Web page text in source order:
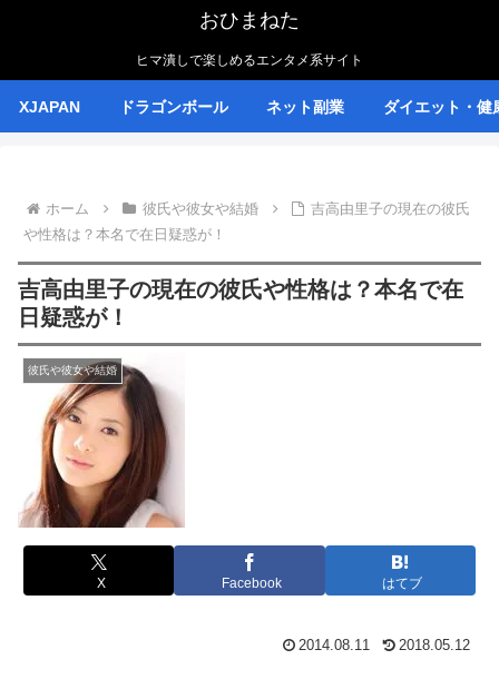
おひまねた
ヒマ潰しで楽しめるエンタメ系サイト
XJAPAN ドラゴンボール ネット副業 ダイエット・健
ホーム 彼氏や彼女や結婚
吉高由里子の現在の彼氏
や性格は？本名で在日疑惑が！
吉高由里子の現在の彼氏や性格は？本名で在
日疑惑が！
彼氏や彼女や結婚
X Facebook はてブ
2014.08.11 2018.05.12